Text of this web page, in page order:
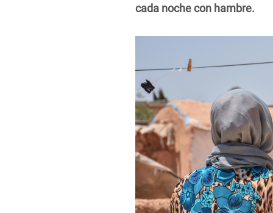
cada noche con hambre.